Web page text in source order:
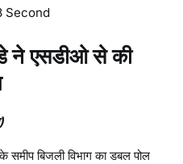
Second
ने एसडीओ से की
समीप बिजली विभाग का डबल पोल